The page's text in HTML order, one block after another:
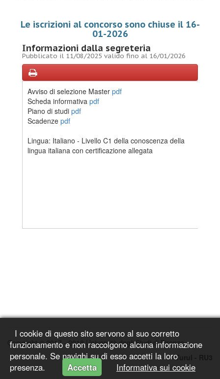
Le iscrizioni al concorso sono chiuse il 16-
01-2026
Informazioni dalla segreteria
Pubblicato il 11/08/2025 valido fino al 16/01/2026
Avviso di selezione Master pdf
Scheda informativa pdf
Piano di studi pdf
Scadenze pdf
Lingua: Italiano - Livello C1 della conoscenza della
lingua italiana con certificazione allegata
Copyright © 2017 - 2018 Università degli Studi di Firenze
Turul -
I cookie di questo sito servono al suo corretto
funzionamento e non raccolgono alcuna informazione
personale. Se navighi su di esso accetti la loro
presenza.
Accetta Informativa sui cookie